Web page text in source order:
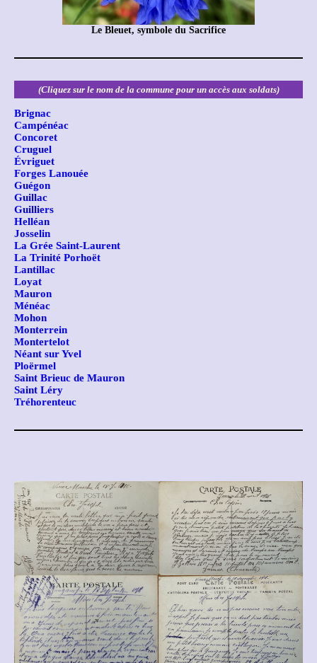
Le Bleuet, symbole du Sacrifice
(Cliquez sur le nom de la commune pour un accès aux soldats)
Brignac
Campénéac
Concoret
Cruguel
Évriguet
Forges Lanouée
Guégon
Guillac
Guilliers
Helléan
Josselin
La Grée Saint-Laurent
La Trinité Porhoët
Lantillac
Loyat
Mauron
Ménéac
Mohon
Monterrein
Montertelot
Néant sur Yvel
Ploërmel
Saint Brieuc de Mauron
Saint Léry
Tréhorenteuc